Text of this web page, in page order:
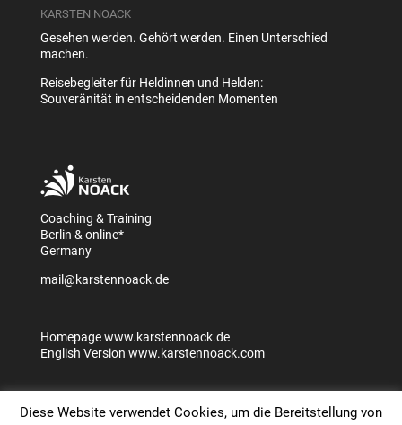
KARSTEN NOACK
Gesehen werden. Gehört werden. Einen Unterschied
machen.
Reisebegleiter für Heldinnen und Helden:
Souveränität in entscheidenden Momenten
Coaching & Training
Berlin & online*
Germany
mail@karstennoack.de
Homepagewww.karstennoack.de
English Version www.karstennoack.com
Diese Website verwendet Cookies, um die Bereitstellung von